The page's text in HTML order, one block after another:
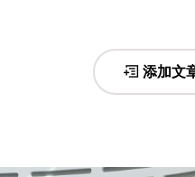
添加文